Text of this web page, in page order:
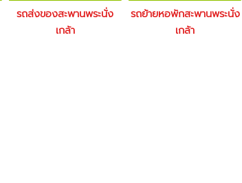
รถส่งของสะพานพระนั่ง
เกล้า
รถย้ายหอพักสะพานพระนั่ง
เกล้า